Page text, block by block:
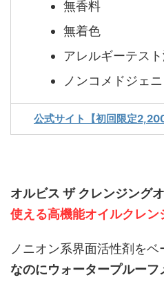
無香料
無着色
アレルギーテス
ノンコメドジェ
公式サイト【初回限定
オルビス ザ クレンジング
使える高機能オイルクレン
ノニオン系界面活性剤をベ
なのにウォータープルー